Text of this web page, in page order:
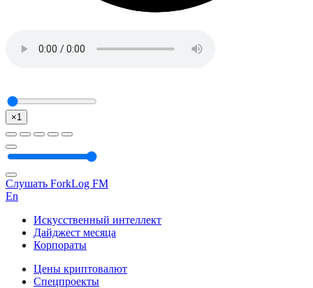
×1
Слушать ForkLog FM
En
Искусственный интеллект
Дайджест месяца
Корпораты
Цены криптовалют
Спецпроекты